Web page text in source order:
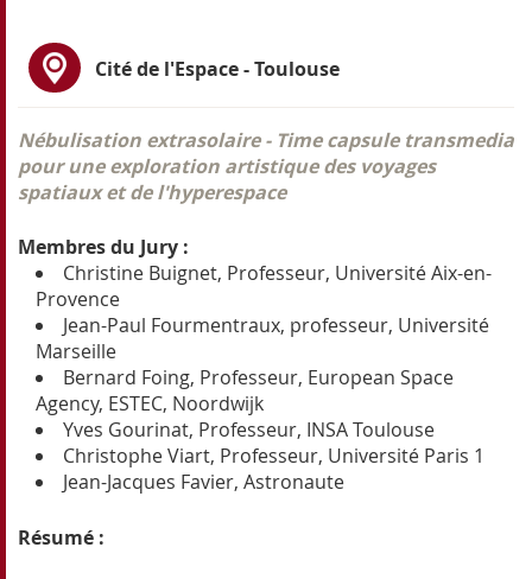
Cité de l'Espace- Toulouse
Nébulisation extrasolaire - Time capsule transmedia
pour une exploration artistique des voyages
spatiaux et de l'hyperespace
Membres du Jury :
Christine Buignet, Professeur, Université Aix-en-
Provence
Jean-Paul Fourmentraux, professeur, Université
Marseille
Bernard Foing, Professeur, European Space
Agency, ESTEC, Noordwijk
Yves Gourinat, Professeur, INSA Toulouse
Christophe Viart, Professeur, Université Paris 1
Jean-Jacques Favier, Astronaute
Résumé :